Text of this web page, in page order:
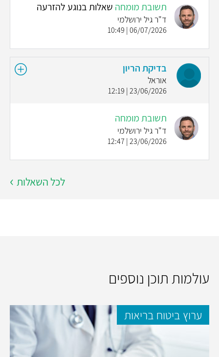
תשובת מומחה שאלות בנוגע להזרעה
ד"ר גיל ירושלמי
06/07/2026 | 10:49
בדיקת הריון
אוראל
23/06/2026 | 12:19
תשובת מומחה
ד"ר גיל ירושלמי
23/06/2026 | 12:47
לכל השאלות
עולמות תוכן נוספים
ערוץ ביטוח בריאות